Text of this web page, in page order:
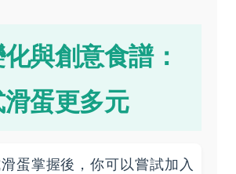
與創意食譜：
蛋更多元
蛋掌握後，你可以嘗試加入